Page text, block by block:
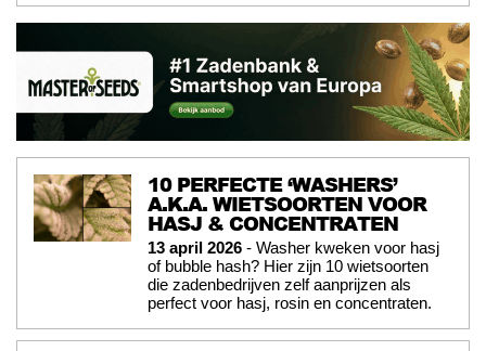
10 PERFECTE ‘WASHERS’
A.K.A. WIETSOORTEN VOOR
HASJ & CONCENTRATEN
13 april 2026 - Washer kweken voor hasj
of bubble hash? Hier zijn 10 wietsoorten
die zadenbedrijven zelf aanprijzen als
perfect voor hasj, rosin en concentraten.